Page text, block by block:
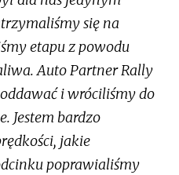
się na
etapu z powodu
Auto Partner Rally
i wróciliśmy do
Jestem bardzo
jakie
poprawialiśmy